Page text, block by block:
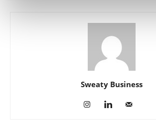
Sweaty Business